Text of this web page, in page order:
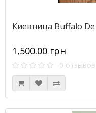
Киевница Buffalo
1,500.00 грн
0 отзывов